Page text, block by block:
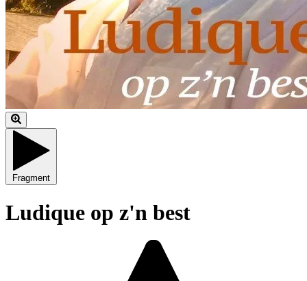
Fragment
Ludique op z'n best